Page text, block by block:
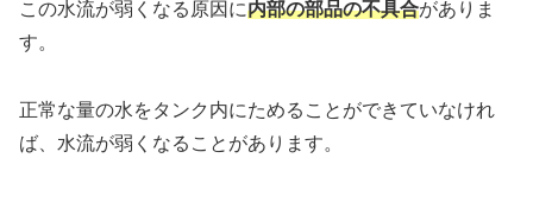
この水流が弱くなる原因に内部の部品の不具合がありま
す。
正常な量の水をタンク内にためることができていなけれ
ば、水流が弱くなることがあります。